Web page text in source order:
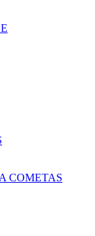
COMETAS